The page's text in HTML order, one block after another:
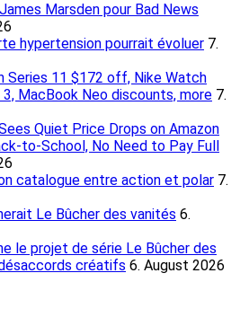
Marsden pour Bad News
hypertension pourrait évoluer 7.
Series 11 $172 off, Nike Watch
3, MacBook Neo discounts, more 7.
Quiet Price Drops on Amazon
to-School, No Need to Pay Full
catalogue entre action et polar 7.
Le Bûcher des vanités 6.
le projet de série Le Bûcher des
créatifs 6. August 2026